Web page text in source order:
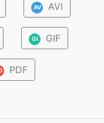
AV AVI
GI GIF
PDF